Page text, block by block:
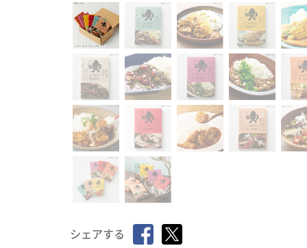
シェアする